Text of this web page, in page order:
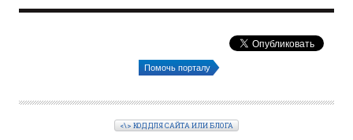
Помочь порталу
<\> КОД ДЛЯ САЙТА ИЛИ БЛОГА